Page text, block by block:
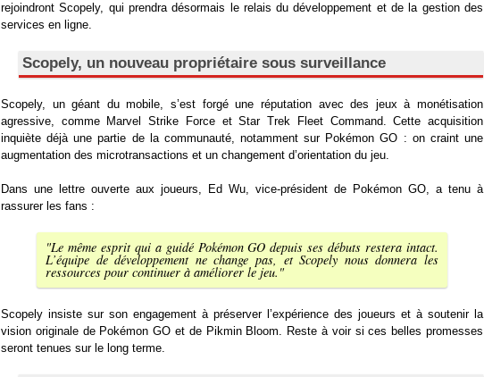
rejoindront Scopely, qui prendra désormais le relais du développement et de la gestion des
services en ligne.
Scopely, un nouveau propriétaire sous surveillance
Scopely, un géant du mobile, s’est forgé une réputation avec des jeux à monétisation
agressive, comme Marvel Strike Force et Star Trek Fleet Command. Cette acquisition
inquiète déjà une partie de la communauté, notamment sur Pokémon GO : on craint une
augmentation des microtransactions et un changement d’orientation du jeu.
Dans une lettre ouverte aux joueurs, Ed Wu, vice-président de Pokémon GO, a tenu à
rassurer les fans :
"Le même esprit qui a guidé Pokémon GO depuis ses débuts restera intact.
L’équipe de développement ne change pas, et Scopely nous donnera les
ressources pour continuer à améliorer le jeu."
Scopely insiste sur son engagement à préserver l’expérience des joueurs et à soutenir la
vision originale de Pokémon GO et de Pikmin Bloom. Reste à voir si ces belles promesses
seront tenues sur le long terme.